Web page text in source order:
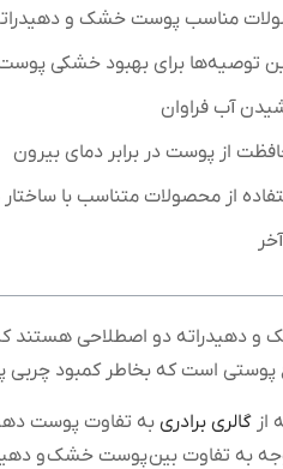
مناسب پوست خشک و
توصیه‌ها برای بهبود خشکی
دهیدراته دو اصطلاحی هستند
پوستی است که بخاطر کمبود
از گالری برادری به تفاوت پوست
به تفاوت بین پوست خشک و